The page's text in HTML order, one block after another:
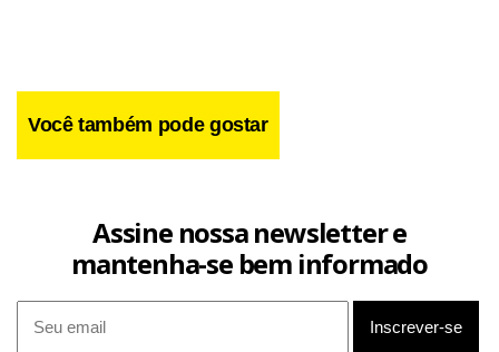
Você também pode gostar
Assine nossa newsletter e
mantenha-se bem informado